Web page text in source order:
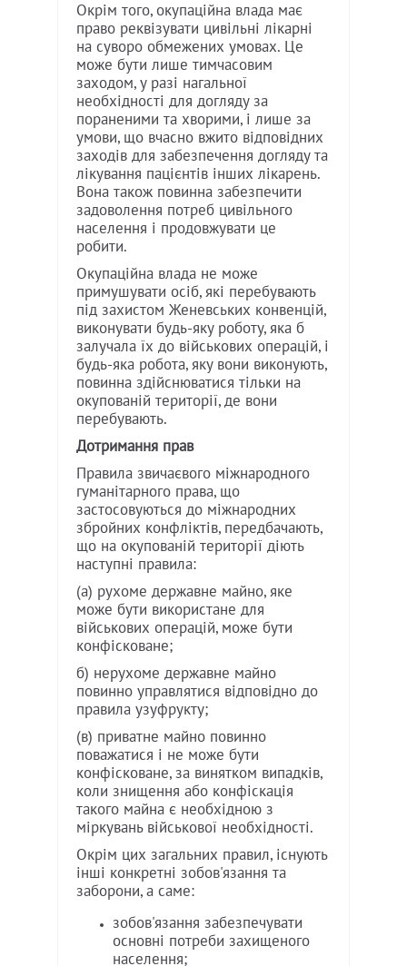
Окрім того, окупаційна влада має
право реквізувати цивільні лікарні
на суворо обмежених умовах. Це
може бути лише тимчасовим
заходом, у разі нагальної
необхідності для догляду за
пораненими та хворими, і лише за
умови, що вчасно вжито відповідних
заходів для забезпечення догляду та
лікування пацієнтів інших лікарень.
Вона також повинна забезпечити
задоволення потреб цивільного
населення і продовжувати це
робити.
Окупаційна влада не може
примушувати осіб, які перебувають
під захистом Женевських конвенцій,
виконувати будь-яку роботу, яка б
залучала їх до військових операцій, і
будь-яка робота, яку вони виконують,
повинна здійснюватися тільки на
окупованій території, де вони
перебувають.
Дотримання прав
Правила звичаєвого міжнародного
гуманітарного права, що
застосовуються до міжнародних
збройних конфліктів, передбачають,
що на окупованій території діють
наступні правила:
(а) рухоме державне майно, яке
може бути використане для
військових операцій, може бути
конфісковане;
б) нерухоме державне майно
повинно управлятися відповідно до
правила узуфрукту;
(в) приватне майно повинно
поважатися і не може бути
конфісковане, за винятком випадків,
коли знищення або конфіскація
такого майна є необхідною з
міркувань військової необхідності.
Окрім цих загальних правил, існують
інші конкретні зобов'язання та
заборони, а саме:
зобов'язання забезпечувати
основні потреби захищеного
населення;